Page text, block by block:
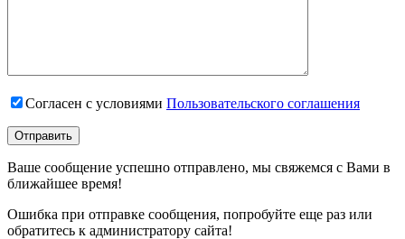
Согласен с условиями Пользовательского соглашения
Ваше сообщение успешно отправлено, мы свяжемся с Вами в
ближайшее время!
Ошибка при отправке сообщения, попробуйте еще раз или
обратитесь к администратору сайта!